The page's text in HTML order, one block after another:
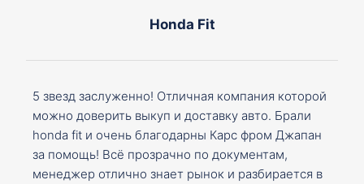
Honda Fit
5 звезд заслуженно! Отличная компания которой
можно доверить выкуп и доставку авто. Брали
honda fit и очень благодарны Карс фром Джапан
за помощь! Всё прозрачно по документам,
менеджер отлично знает рынок и разбирается в